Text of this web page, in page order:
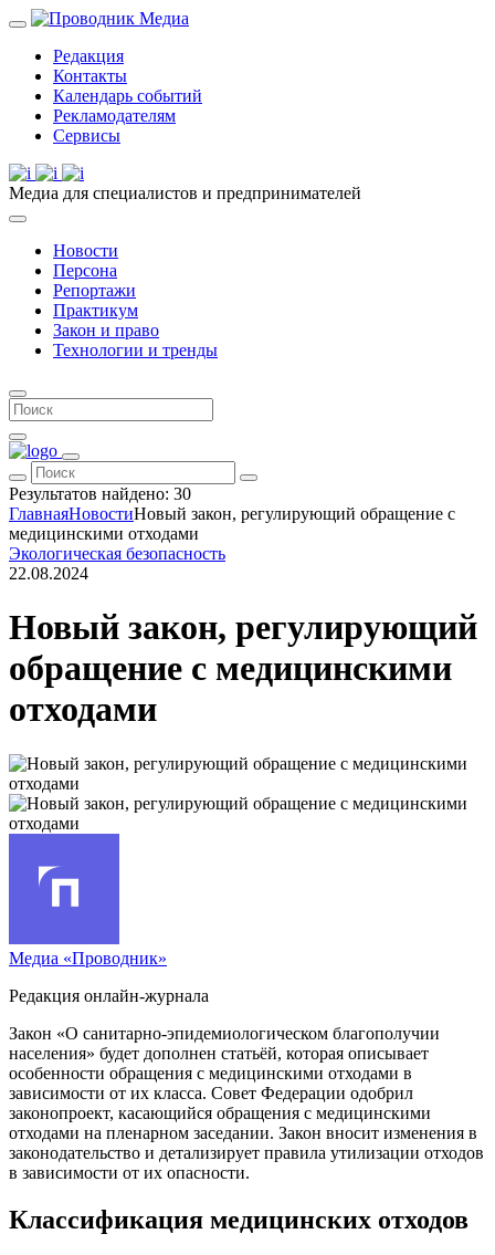
Редакция
Контакты
Календарь событий
Рекламодателям
Сервисы
Медиа для специалистов и предпринимателей
Новости
Персона
Репортажи
Практикум
Закон и право
Технологии и тренды
Результатов найдено: 30
ГлавнаяНовостиНовый закон, регулирующий обращение с
медицинскими отходами
Экологическая безопасность
22.08.2024
Новый закон, регулирующий
обращение с медицинскими
отходами
Медиа «Проводник»
Редакция онлайн-журнала
Закон «О санитарно-эпидемиологическом благополучии
населения» будет дополнен статьёй, которая описывает
особенности обращения с медицинскими отходами в
зависимости от их класса. Совет Федерации одобрил
законопроект, касающийся обращения с медицинскими
отходами на пленарном заседании. Закон вносит изменения в
законодательство и детализирует правила утилизации отходов
в зависимости от их опасности.
Классификация медицинских отходов